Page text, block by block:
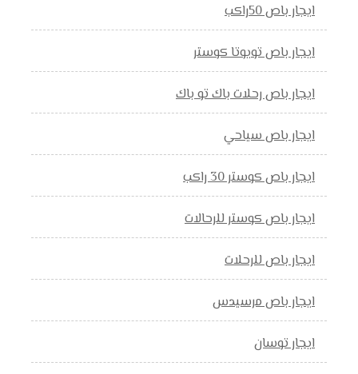
ايجار باص 50راكب
ايجار باص تويوتا كوستر
ايجار باص رحلات باك تو باك
ايجار باص سياحي
ايجار باص كوستر 30 راكب
ايجار باص كوستر للرحالات
ايجار باص للرحلات
ايجار باص مرسيدس
ايجار توسان